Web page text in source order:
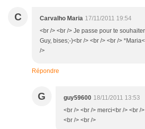
C Carvalho Maria 17/11/2011 19:54
<br /> <br /> Je passe pour te
Guy, bises;-)<br /> <br /> <br />
/>
Répondre
G guy59600 18/11/2011 13:53
<br /> <br /> merci<br /> <br /
<br /> <br />